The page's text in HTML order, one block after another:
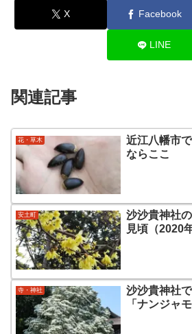
X Facebook
LINE
関連記事
花・草木
近江八幡市
ならここ
安土町
沙沙貴神社
見頃（2020
寺・神社
沙沙貴神社
「ナンジャ